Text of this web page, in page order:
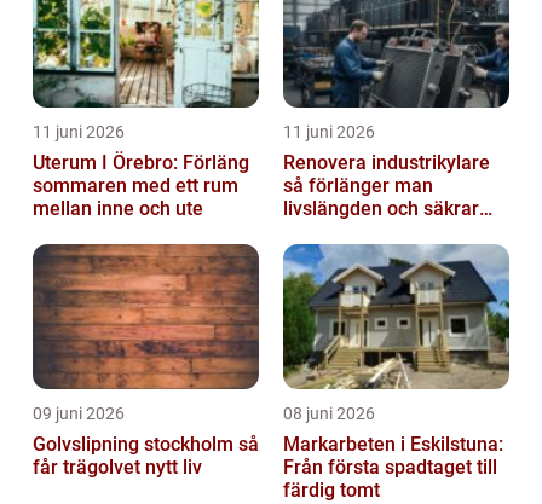
11 juni 2026
Uterum I Örebro: Förläng
sommaren med ett rum
mellan inne och ute
11 juni 2026
Renovera industrikylare
så förlänger man
livslängden och säkrar
09 juni 2026
Golvslipning stockholm så
får trägolvet nytt liv
08 juni 2026
Markarbeten i Eskilstuna:
Från första spadtaget till
färdig tomt